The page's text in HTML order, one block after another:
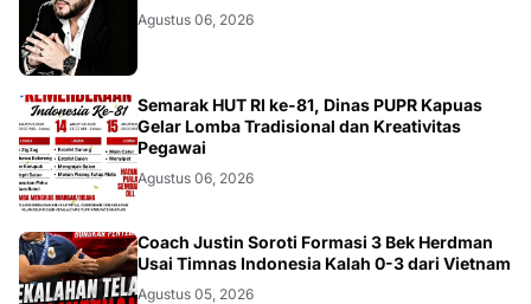
Agustus 06, 2026
DAERAH
Semarak HUT RI ke-81, Dinas PUPR Kapuas
Gelar Lomba Tradisional dan Kreativitas
Pegawai
Agustus 06, 2026
JAKARTA
Coach Justin Soroti Formasi 3 Bek Herdman
Usai Timnas Indonesia Kalah 0-3 dari Vietnam
Agustus 05, 2026